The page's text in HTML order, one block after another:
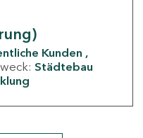
Kunden
Städtebau